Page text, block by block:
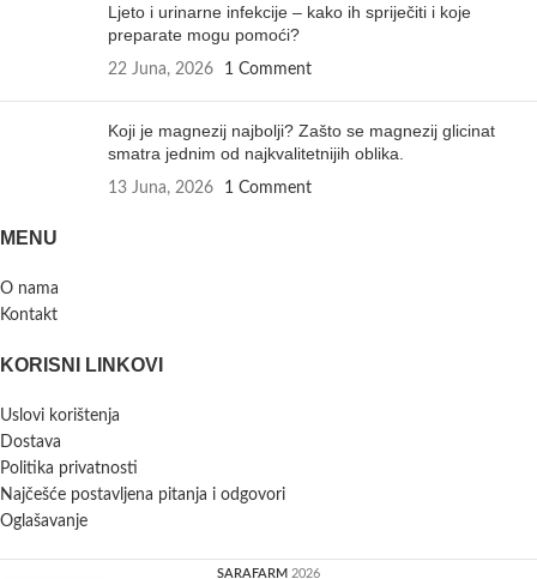
Ljeto i urinarne infekcije – kako ih spriječiti i koje
preparate mogu pomoći?
22 Juna, 2026 1 Comment
Koji je magnezij najbolji? Zašto se magnezij glicinat
smatra jednim od najkvalitetnijih oblika.
13 Juna, 2026 1 Comment
MENU
O nama
Kontakt
KORISNI LINKOVI
Uslovi korištenja
Dostava
Politika privatnosti
Najčešće postavljena pitanja i odgovori
Oglašavanje
SARAFARM 2026